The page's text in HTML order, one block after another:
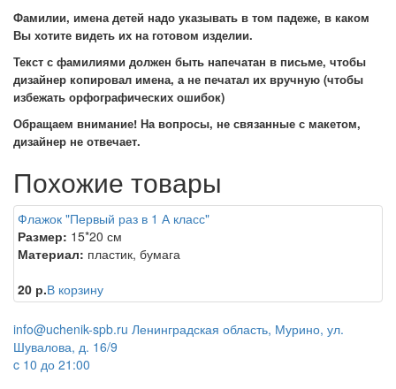
Фамилии, имена детей надо указывать в том падеже, в каком
Вы хотите видеть их на готовом изделии.
Текст с фамилиями должен быть напечатан в письме, чтобы
дизайнер копировал имена, а не печатал их вручную (чтобы
избежать орфографических ошибок)
Обращаем внимание! На вопросы, не связанные с макетом,
дизайнер не отвечает.
Похожие товары
Флажок "Первый раз в 1 А класс"
Размер: 15*20 см
Материал: пластик, бумага
20 р.В корзину
info@uchenik-spb.ru Ленинградская область, Мурино, ул.
Шувалова, д. 16/9
c 10 до 21:00